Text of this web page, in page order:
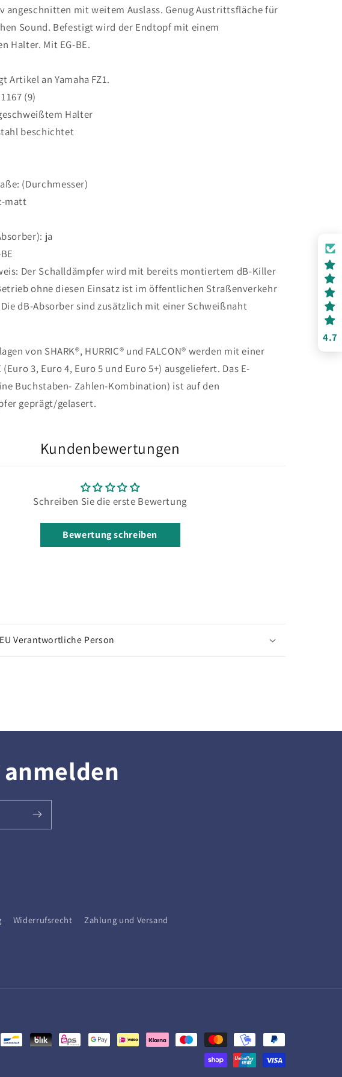
Yamaha
FZ1
Fazer
2006-
angeschnitten mit weitem Auslass. Genug Austrittsfläche für
Sound. Befestigt wird der Endtopf mit einem
Halter. Mit EG-BE.
Artikel an Yamaha FZ1.
(9)
Halter
beschichtet
(Durchmesser)
matt
ja
Der Schalldämpfer wird mit bereits montiertem dB-Killer
ohne diesen Einsatz ist im öffentlichen Straßenverkehr
dB-Absorber sind zusätzlich mit einer Schweißnaht
von SHARK®, HURRIC® und FALCON® werden mit einer
(Euro 3, Euro 4, Euro 5 und Euro 5+) ausgeliefert. Das E-
Buchstaben- Zahlen-Kombination) ist auf den
geprägt/gelasert.
Kundenbewertungen
Schreiben Sie die erste Bewertung
Bewertung schreiben
Verantwortliche Person
Widerrufsrecht
Zahlung und Versand
4.7